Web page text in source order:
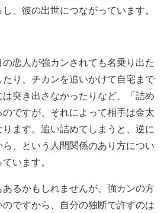
、彼の出世につながっています。
恋人が強カンされても名乗り出た
り、チカンを追いかけて自宅まで
突き出さなかったりなど、「詰め
ですが、それによって相手は金太
ます。追い詰めてしまうと、逆に
、という人間関係のあり方につい
います。
るかもしれませんが、強カンの方
ですから、自分の独断で許すのは